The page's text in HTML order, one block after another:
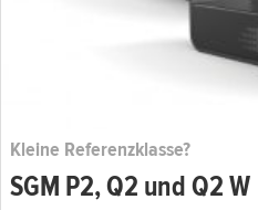
Kleine Referenzklasse?
SGM P2, Q2 und Q2 W